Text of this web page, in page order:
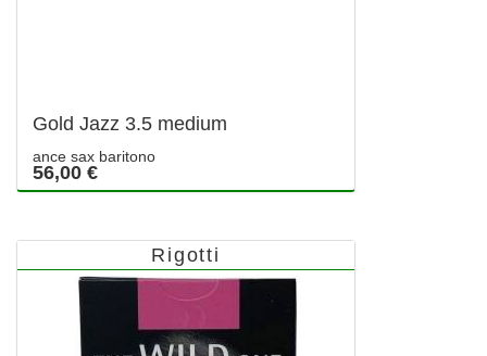
Gold Jazz 3.5 medium
ance sax baritono
56,00 €
Rigotti